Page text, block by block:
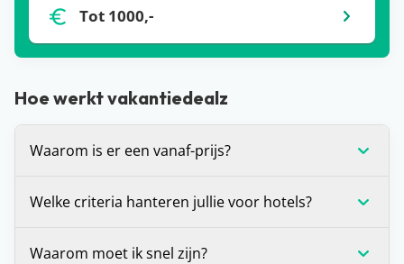
Tot 1000,-
Hoe werkt vakantiedealz
Waarom is er een vanaf-prijs?
op dat moment de laagste prijs voor de vakantie
Welke criteria hanteren jullie voor hotels?
Waarom moet ik snel zijn?